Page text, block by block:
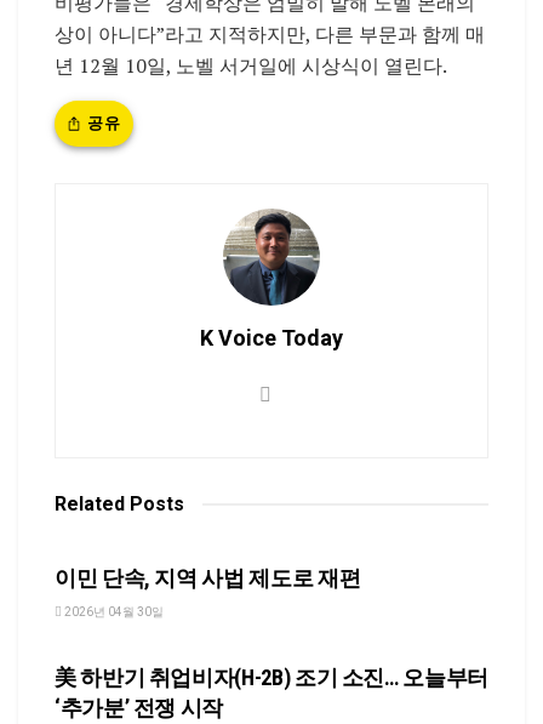
상이 아니다”라고 지적하지만, 다른 부문과 함께 매
년 12월 10일, 노벨 서거일에 시상식이 열린다.
공유
K Voice Today
Related Posts
이민 단속, 지역 사법 제도로 재편
2026년 04월 30일
美 하반기 취업비자(H-2B) 조기 소진… 오늘부터
‘추가분’ 전쟁 시작